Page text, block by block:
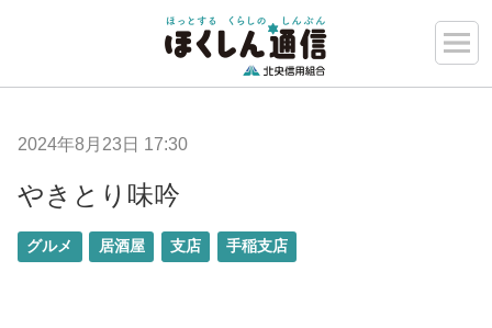
2024年8月23日 17:30
やきとり味吟
グルメ 居酒屋 支店 手稲支店